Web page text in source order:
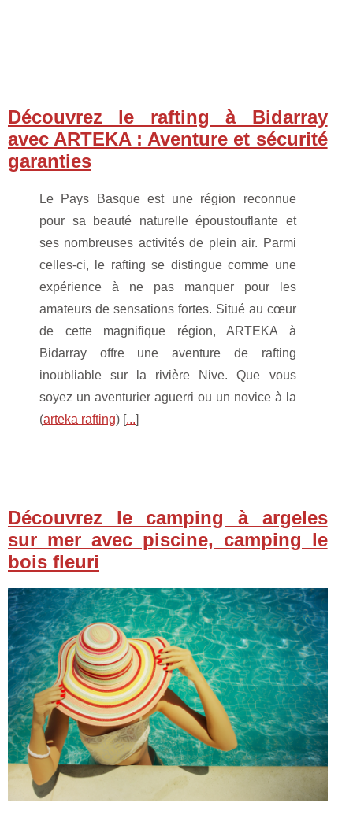
Découvrez le rafting à Bidarray
avec ARTEKA : Aventure et sécurité
garanties
Le Pays Basque est une région reconnue
pour sa beauté naturelle époustouflante et
ses nombreuses activités de plein air. Parmi
celles-ci, le rafting se distingue comme une
expérience à ne pas manquer pour les
amateurs de sensations fortes. Situé au cœur
de cette magnifique région, ARTEKA à
Bidarray offre une aventure de rafting
inoubliable sur la rivière Nive. Que vous
soyez un aventurier aguerri ou un novice à la
(arteka rafting) [...]
Découvrez le camping à argeles
sur mer avec piscine, camping le
bois fleuri